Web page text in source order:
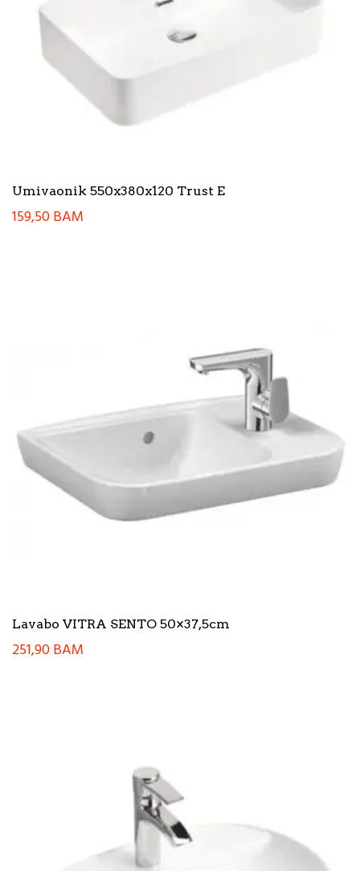
Umivaonik 550x380x120 Trust E
159,50BAM
Lavabo VITRA SENTO 50×37,5cm
251,90BAM